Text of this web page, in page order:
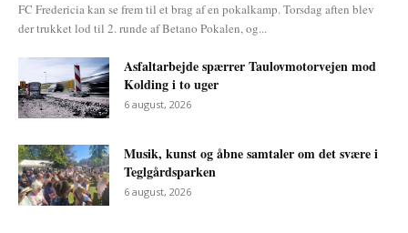
FC Fredericia kan se frem til et brag af en pokalkamp. Torsdag aften blev
der trukket lod til 2. runde af Betano Pokalen, og...
Asfaltarbejde spærrer Taulovmotorvejen mod
Kolding i to uger
6 august, 2026
Musik, kunst og åbne samtaler om det svære i
Teglgårdsparken
6 august, 2026